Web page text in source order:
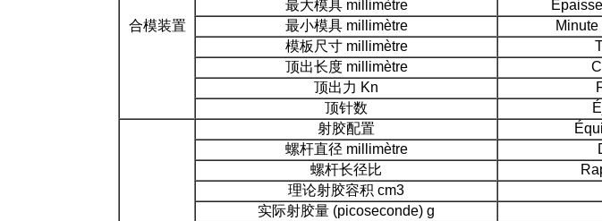
合模装置
最大模具 millimètre
最小模具 millimètre
模板尺寸 millimètre
顶出长度 millimètre
顶出力 Kn
顶针数
射胶配置
螺杆直径 millimètre
螺杆长径比
理论射胶容积 cm3
实际射胶量 (picoseconde) g